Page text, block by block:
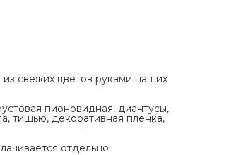
свежих цветов руками наших
пионовидная, диантусы,
тишью, декоративная пленка,
отдельно.